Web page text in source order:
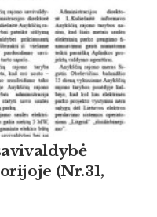
(Nr.31,